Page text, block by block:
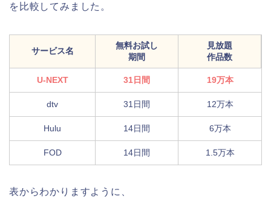
を比較してみました。
サービス名
無料お試し
期間
見放題
作品数
U-NEXT 31日間 19万本
dtv 31日間 12万本
Hulu 14日間 6万本
FOD 14日間 1.5万本
表からわかりますように、